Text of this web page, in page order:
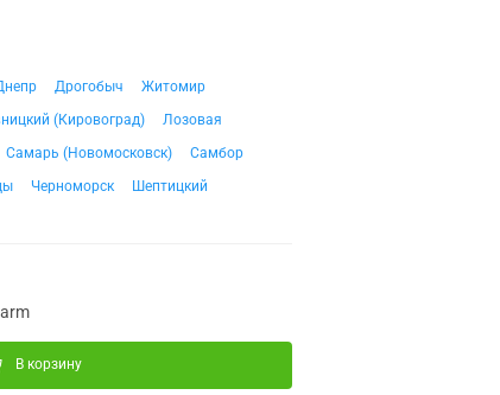
Дрогобыч
Житомир
(Кировоград)
Лозовая
Самарь (Новомосковск)
Самбор
Черноморск Шептицкий
В корзину